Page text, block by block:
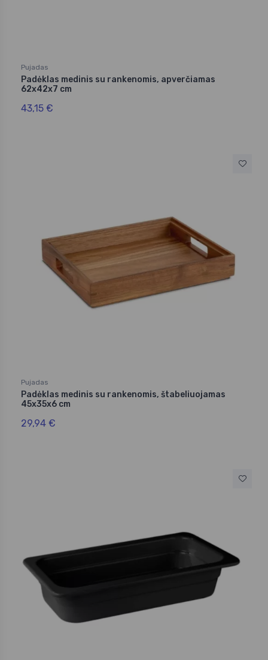
Pujadas
Padėklas medinis su rankenomis, apverčiamas
62x42x7 cm
43,15 €
Pujadas
Padėklas medinis su rankenomis, štabeliuojamas
45x35x6 cm
29,94 €